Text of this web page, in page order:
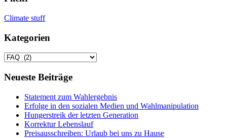
Climate stuff
Kategorien
Kategorien
Neueste Beiträge
Statement zum Wahlergebnis
Erfolge in den sozialen Medien und Wahlmanipulation
Hungerstreik der letzten Generation
Korrektur Lebenslauf
Preisausschreiben: Urlaub bei uns zu Hause